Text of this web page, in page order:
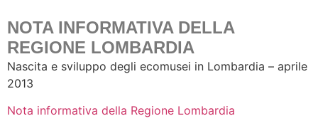
NOTA INFORMATIVA DELLA
REGIONE LOMBARDIA
Nascita e sviluppo degli ecomusei in Lombardia – aprile
2013
Nota informativa della Regione Lombardia